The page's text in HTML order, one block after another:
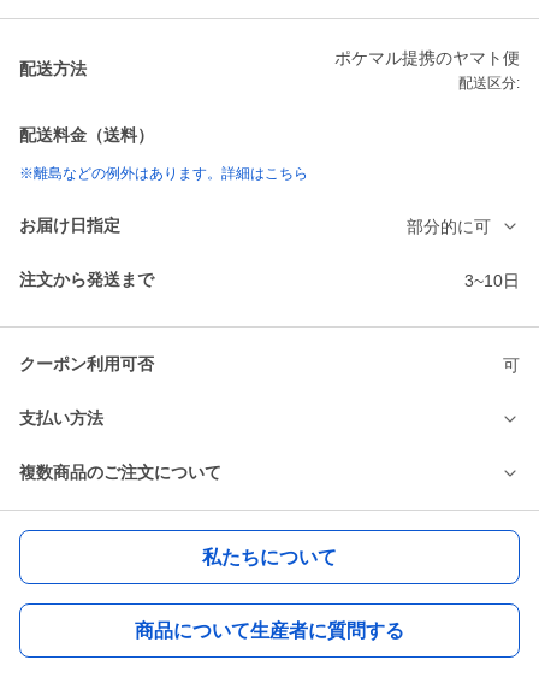
配送方法
ポケマル提携のヤマト便
配送区分:
配送料金（送料）
※離島などの例外はあります。詳細はこちら
お届け日指定 部分的に可
注文から発送まで 3~10日
クーポン利用可否 可
支払い方法
複数商品のご注文について
私たちについて
商品について生産者に質問する